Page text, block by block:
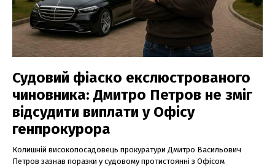
Судовий фіаско екслюстрованого
чиновника: Дмитро Петров не зміг
відсудити виплати у Офісу
генпрокурора
Колишній високопосадовець прокуратури Дмитро Васильович
Петров зазнав поразки у судовому протистоянні з Офісом